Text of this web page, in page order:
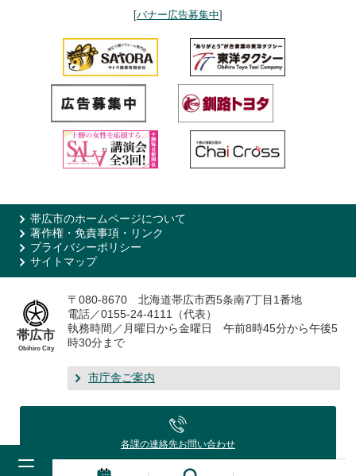
[バナー広告募集中]
帯広市のホームページについて
著作権・免責事項・リンク
プライバシーポリシー
サイトマップ
帯広市
Obihiro City
〒080-8670 北海道帯広市西5条南7丁目1番地
電話／0155-24-4111（代表）
執務時間／月曜日から金曜日 午前8時45分から午後5
時30分まで
市庁舎ご案内
各課の連絡先お問い合わせ